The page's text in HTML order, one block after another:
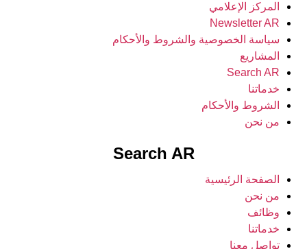
المركز الإعلامي
Newsletter AR
سياسة الخصوصية والشروط والأحكام
المشاريع
Search AR
خدماتنا
الشروط والأحكام
من نحن
Search AR
الصفحة الرئيسية
من نحن
وظائف
خدماتنا
تواصل معنا